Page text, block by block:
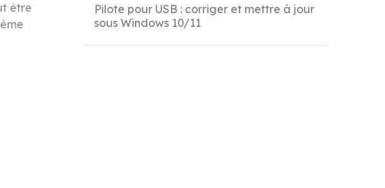
être
Pilote pour USB : corriger et mettre à jour
sous Windows 10/11